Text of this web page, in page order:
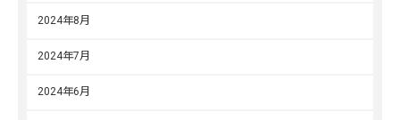
2024年8月
2024年7月
2024年6月